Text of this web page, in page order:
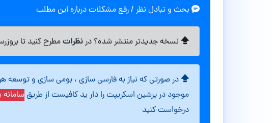
بحث و تبادل نظر / رفع مشکلات درباره این مطلب
نسخه جدیدتر منتشر شده؟ درنظراتمطرح کنید تا
در صورتی که نیاز به فارسی سازی ، بومی سازی و
موجود در پرشین اسکریپت را دار ید کافیست از طریقسامانه
درخواست کنید